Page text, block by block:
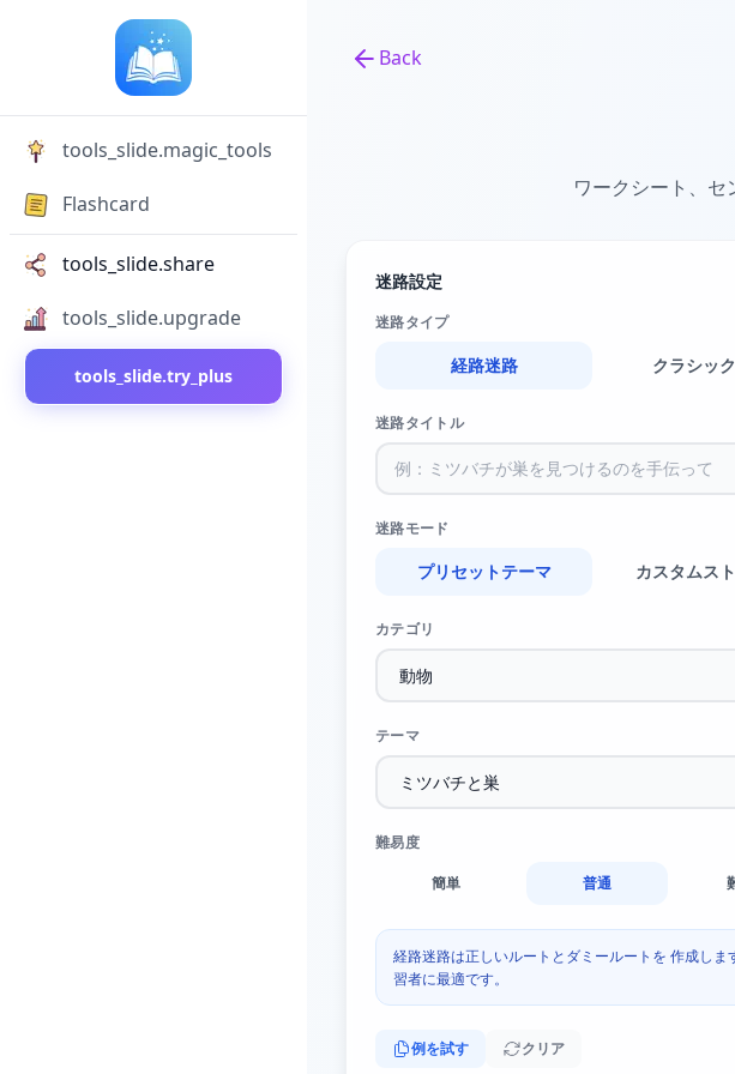
tools_slide.magic_tools
Flashcard
tools_slide.share
tools_slide.upgrade
tools_slide.try_plus
Back
Back to tools
ワークシート、セ
迷路設定
迷路タイプ
経路迷路 クラシッ
迷路タイトル
迷路モード
プリセットテーマ カスタムス
カテゴリ
テーマ
難易度
簡単
普通
経路迷路は正しいルートとダミールートを 作成しま
習者に最適です。
例を試す クリア